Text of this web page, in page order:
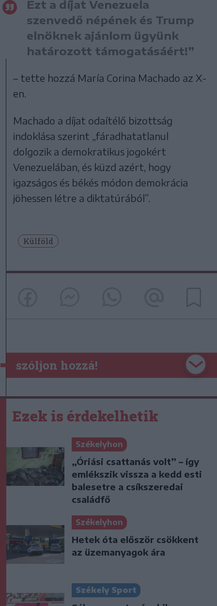
Ezt a díjat Venezuela
szenvedő népének és Trump
elnöknek ajánlom ügyünk
határozott támogatásáért!”
– tette hozzá María Corina Machado az X-
en.
Machado a díjat odaítélő bizottság
indoklása szerint „fáradhatatlanul
dolgozik a demokratikus jogokért
Venezuelában, és küzd azért, hogy
igazságos és békés módon demokrácia
jöhessen létre a diktatúrából”.
Külföld
szóljon hozzá!
Ezek is érdekelhetik
Székelyhon
„Óriási csattanás volt” – így
emlékszik vissza a kedd esti
balesetre a csíkszeredai
családfő
Székelyhon
Hetek óta először csökkent
az üzemanyagok ára
Székely Sport